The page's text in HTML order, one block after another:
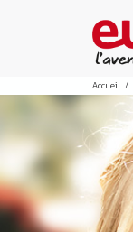
Accueil /